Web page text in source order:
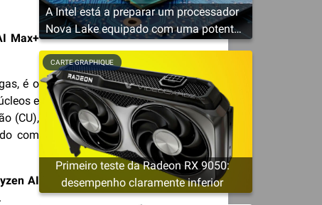
Max+
é o
e
(CU),
com
AI
A Intel está a preparar um processador
Nova Lake equipado com uma potente
solução gráfica
Primeiro teste da Radeon RX 9050:
desempenho claramente inferior
CARTE GRAPHIQUE